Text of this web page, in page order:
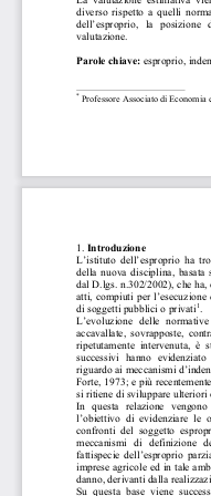
diverso  rispetto  a  quelli
dell’esproprio,   la   posizione
valutazione.
Parole chiave: esproprio,
* Professore Associato di
1. Introduzione
L’istituto  dell’esproprio  ha
della  nuova  disciplina,  basata
dal D.lgs. n.302/2002), che
atti, compiuti per
di soggetti pubblici o privati 1.
L’evoluzione  delle
accavallate,  sovrapposte,
ripetutamente  intervenuta,  è
successivi  hanno
riguardo ai meccanismi
Forte, 1973; e più
si ritiene di sviluppare ulteriori
In   questa   relazione
l’obiettivo  di  evidenziare  le
confronti  del  soggetto
meccanismi   di   definizione
fattispecie  dell’esproprio
imprese agricole ed in tale
danno, derivanti dalla
Su  questa  base  viene